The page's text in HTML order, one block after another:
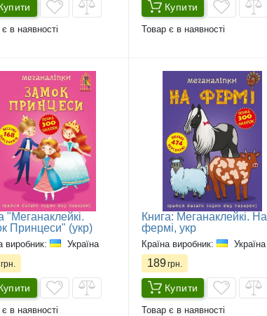
в наявності
Купити
Товар є в наявності
"Меганаклейкі.
Принцеси" (укр)
виробник: Україна
в наявності
Книга: Меганаклейкі. На
фермі, укр
Країна виробник: Україна
189грн.
Купити
Товар є в наявності